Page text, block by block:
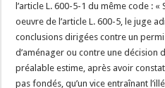
l’article L. 600-5-1 du même code :
oeuvre de l’article L. 600-5, le juge
conclusions dirigées contre un
d’aménager ou contre une
préalable estime, après avoir
pas fondés, qu’un vice entraînant